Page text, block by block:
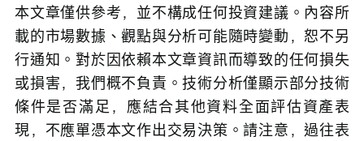
本文章僅供參考，並不構成任何投資建議。內容所
載的市場數據、觀點與分析可能隨時變動，恕不另
行通知。對於因依賴本文章資訊而導致的任何損失
或損害，我們概不負責。技術分析僅顯示部分技術
條件是否滿足，應結合其他資料全面評估資產表
現，不應單憑本文作出交易決策。請注意，過往表